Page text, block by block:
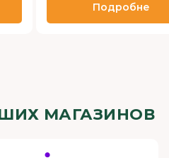
Подробне
МАГАЗИНОВ